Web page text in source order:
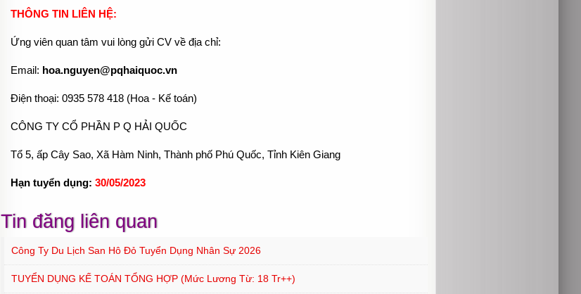
THÔNG TIN LIÊN HỆ:
Ứng viên quan tâm vui lòng gửi CV về địa chỉ:
Email: hoa.nguyen@pqhaiquoc.vn
Điện thoại: 0935 578 418 (Hoa - Kế toán)
CÔNG TY CỔ PHẦN P Q HẢI QUỐC
Tổ 5, ấp Cây Sao, Xã Hàm Ninh, Thành phố Phú Quốc, Tỉnh Kiên Giang
Hạn tuyển dụng: 30/05/2023
Tin đăng liên quan
Công Ty Du Lịch San Hô Đỏ Tuyển Dụng Nhân Sự 2026
TUYỂN DỤNG KẾ TOÁN TỔNG HỢP (mức Lương Từ: 18 Tr++)